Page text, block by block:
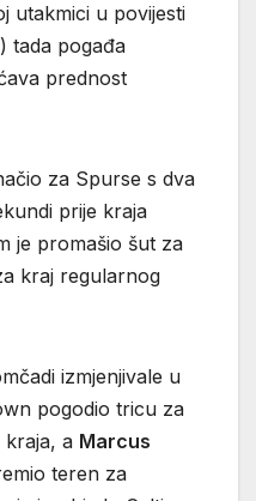
utakmici u povijesti
tada pogađa
prednost
za Spurse s dva
prije kraja
je promašio šut za
kraj regularnog
izmjenjivale u
pogodio tricu za
kraja, a Marcus
teren za